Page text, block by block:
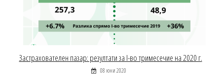
Застрахователен пазар: резултати за І-во тримесечие на 2020 г.
08 юни 2020